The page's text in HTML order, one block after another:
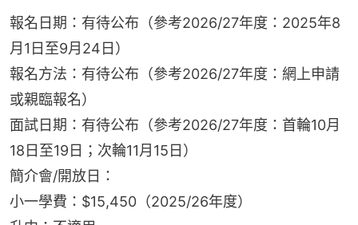
報名日期：有待公布（參考2026/27年度：2025年8
月1日至9月24日）
報名方法：有待公布（參考2026/27年度：網上申請
或親臨報名）
面試日期：有待公布（參考2026/27年度：首輪10月
18日至19日；次輪11月15日）
簡介會/開放日：
小一學費：$15,450（2025/26年度）